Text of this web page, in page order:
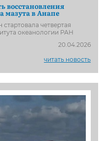
восстановления
мазута в Анапе
четвертая
океанологии РАН
20.04.2026
читать новость